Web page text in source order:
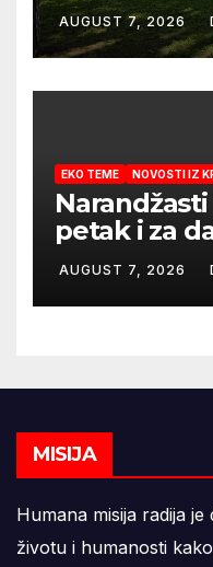
AUGUST 7, 2026
EKO TEME NOVOSTI IZ
petak i za
od
na
visok
AUGUST 7, 2026
MISIJA
Humana misija radija
životu i humanosti